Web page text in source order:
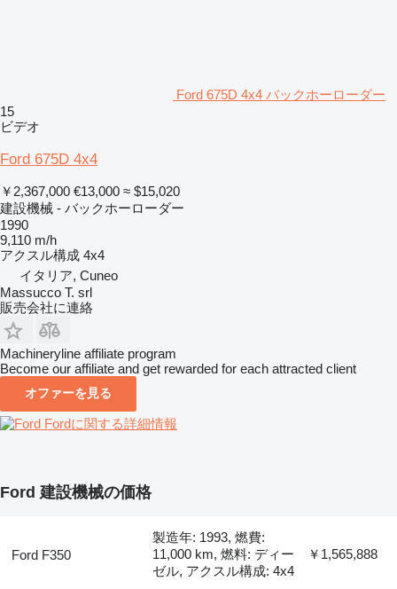
Ford 675D 4x4 バックホーローダー
15
ビデオ
Ford 675D 4x4
￥2,367,000 €13,000 ≈ $15,020
建設機械 - バックホーローダー
1990
9,110 m/h
アクスル構成 4x4
イタリア, Cuneo
Massucco T. srl
販売会社に連絡
Machineryline affiliate program
Become our affiliate and get rewarded for each attracted client
オファーを見る
Fordに関する詳細情報
Ford 建設機械の価格
Ford F350
製造年: 1993, 燃費:
11,000 km, 燃料: ディー
ゼル, アクスル構成: 4x4
￥1,565,888